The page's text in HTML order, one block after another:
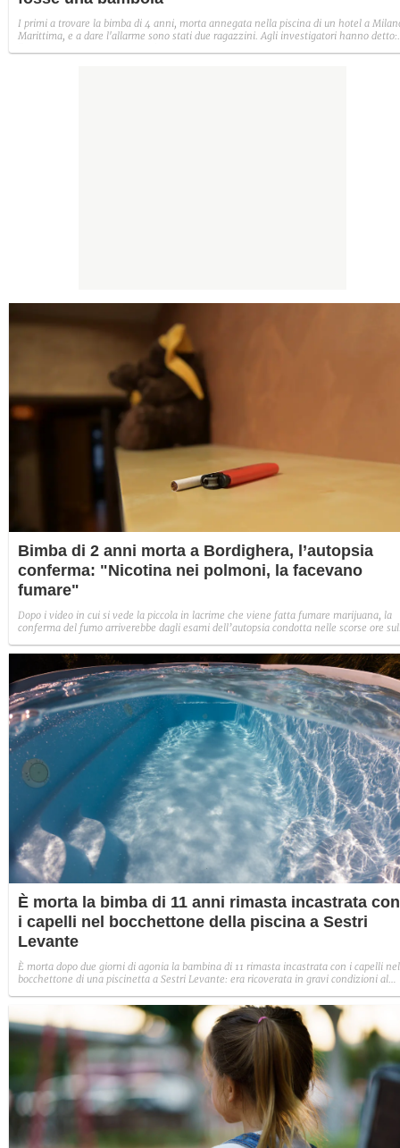
I primi a trovare la bimba di 4 anni, morta annegata nella piscina di un hotel a
Marittima, e a dare l'allarme sono stati due ragazzini. Agli investigatori hanno detto:
Bimba di 2 anni morta a Bordighera, l’autopsia
conferma: "Nicotina nei polmoni, la facevano
fumare"
Dopo i video in cui si vede la piccola in lacrime che viene fatta fumare marijuana, la
conferma del fumo arriverebbe dagli esami dell’autopsia condotta nelle scorse ore sul
È morta la bimba di 11 anni rimasta incastrata con
i capelli nel bocchettone della piscina a Sestri
Levante
È morta dopo due giorni di agonia la bambina di 11 rimasta incastrata con i capelli nel
bocchettone di una piscinetta a Sestri Levante: era ricoverata in gravi condizioni al